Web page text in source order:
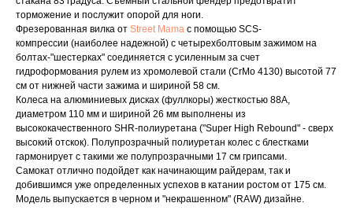
торможение и послужит опорой для ноги.
Фрезерованная вилка от Street Mama с помощью SCS-
компрессии (наиболее надежной) с четырехболтовым зажимом на
болтах-"шестерках" соединяется с усиленным за счет
гидроформования рулем из хромолевой стали (CrMo 4130) высотой 77
см от нижней части зажима и шириной 58 см.
Колеса на алюминиевых дисках (фуллкоры) жесткостью 88A,
диаметром 110 мм и шириной 26 мм выполнены из
высококачественного SHR-полиуретана ("Super High Rebound" - сверх
высокий отскок). Полупрозрачный полиуретан колес с блестками
гармонирует с такими же полупрозрачными 17 см грипсами.
Самокат отлично подойдет как начинающим райдерам, так и
добившимся уже определенных успехов в катании ростом от 175 см.
Модель выпускается в черном и "некрашенном" (RAW) дизайне.